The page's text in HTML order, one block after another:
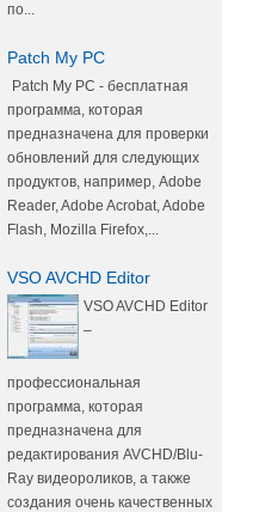
по...
Patch My PC
Patch My PC - бесплатная
программа, которая
предназначена для проверки
обновлений для следующих
продуктов, например, Adobe
Reader, Adobe Acrobat, Adobe
Flash, Mozilla Firefox,...
VSO AVCHD Editor
VSO AVCHD Editor
–
профессиональная
программа, которая
предназначена для
редактирования AVCHD/Blu-
Ray видеороликов, а также
создания очень качественных